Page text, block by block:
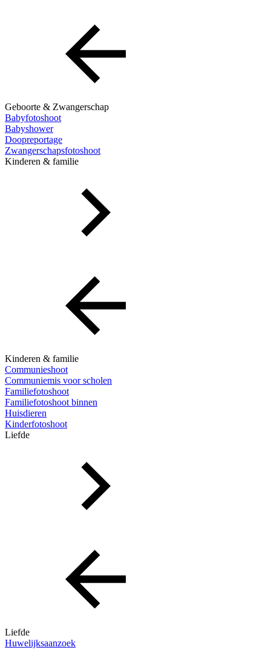
Geboorte & Zwangerschap
Babyfotoshoot
Babyshower
Doopreportage
Zwangerschapsfotoshoot
Kinderen & familie
Kinderen & familie
Communieshoot
Communiemis voor scholen
Familiefotoshoot
Familiefotoshoot binnen
Huisdieren
Kinderfotoshoot
Liefde
Liefde
Huwelijksaanzoek